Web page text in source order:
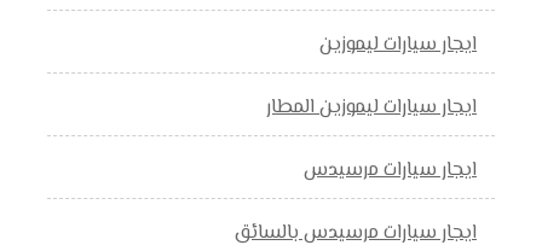
ايجار سيارات ليموزين
ايجار سيارات ليموزين المطار
ايجار سيارات مرسيدس
ايجار سيارات مرسيدس بالسائق